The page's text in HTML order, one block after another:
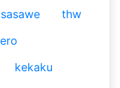
sasawe
thw
kekaku